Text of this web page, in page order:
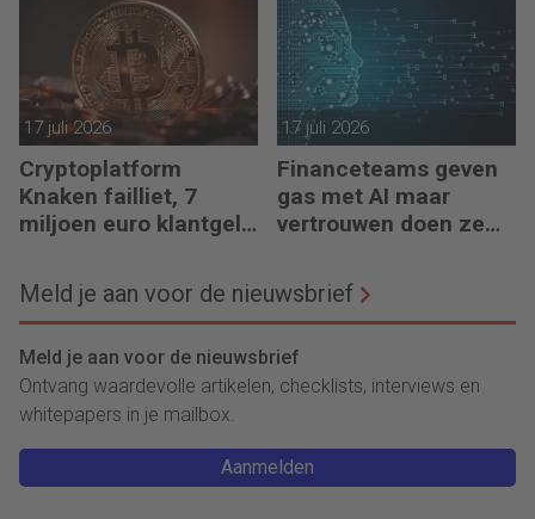
17 juli 2026
Cryptoplatform
Knaken failliet, 7
miljoen euro klantgeld
17 juli 2026
Financeteams geven
gas met AI maar
vertrouwen doen ze
Meld je aan voor de nieuwsbrief
Meld je aan voor de nieuwsbrief
Ontvang waardevolle artikelen, checklists, interviews en
whitepapers in je mailbox.
Aanmelden